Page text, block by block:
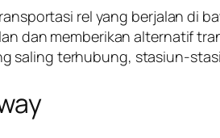
rel yang berjalan di
dan memberikan alternatif
saling terhubung, stasiun-